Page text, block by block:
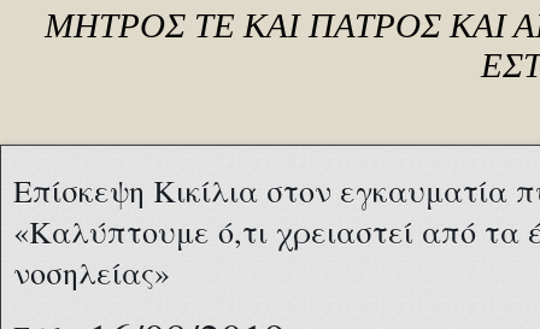
ΜΗΤΡΟΣ ΤΕ ΚΑΙ ΠΑΤΡΟΣ ΚΑΙ
Επίσκεψη Κικίλια στον εγκαυματία
«Καλύπτουμε ό,τι χρειαστεί από τα
νοσηλείας»